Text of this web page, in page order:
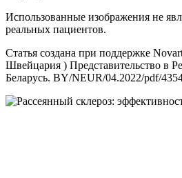
Использованные изображения не
реальных пациентов.
Статья создана при поддержке
Швейцария ) Представительство в
Беларусь. BY/NEUR/04.2022/pdf/